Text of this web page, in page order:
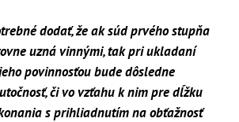
dodať, že ak súd prvého stupňa
uzná vinnými, tak pri ukladaní
povinnosťou bude dôsledne
či vo vzťahu k nim pre dĺžku
s prihliadnutím na obťažnosť